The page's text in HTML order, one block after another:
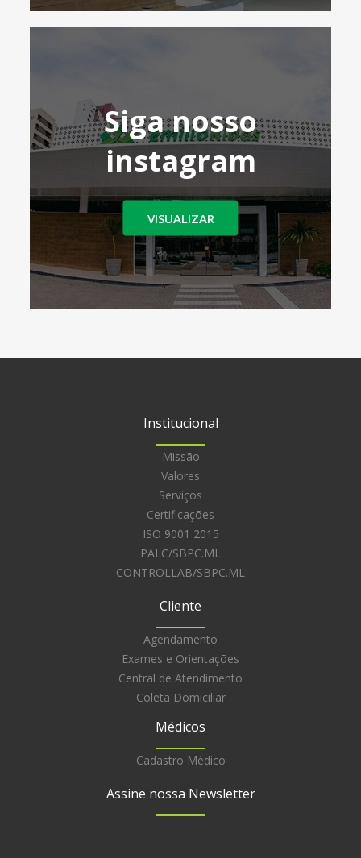
Siga nosso
instagram
VISUALIZAR
Institucional
Missão
Valores
Serviços
Certificações
ISO 9001 2015
PALC/SBPC.ML
CONTROLLAB/SBPC.ML
Cliente
Agendamento
Exames e Orientações
Central de Atendimento
Coleta Domiciliar
Médicos
Cadastro Médico
Assine nossa Newsletter